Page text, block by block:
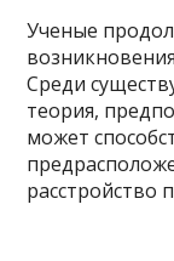
Ученые
Среди
теория,
может
расстройство